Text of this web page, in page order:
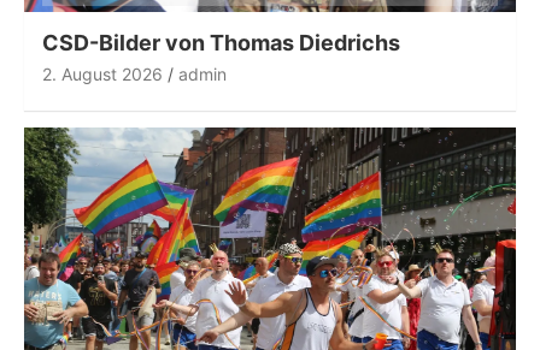
CSD-Bilder von Thomas Diedrichs
2. August 2026 admin